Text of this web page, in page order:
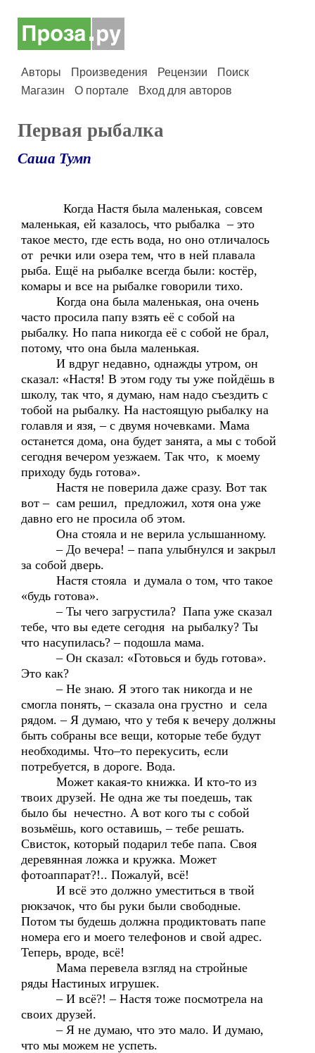
Авторы Произведения Рецензии
Поиск
Магазин
О портале Вход для авторов
Первая рыбалка
Саша Тумп
Когда Настя была маленькая, совсем
маленькая, ей казалось, что рыбалка – это
такое место, где есть вода, но оно отличалось
от речки или озера тем, что в ней плавала
рыба. Ещё на рыбалке всегда были: костёр,
комары и все на рыбалке говорили тихо.
Когда она была маленькая, она очень
часто просила папу взять её с собой на
рыбалку. Но папа никогда её с собой не брал,
потому, что она была маленькая.
И вдруг недавно, однажды утром, он
сказал: «Настя! В этом году ты уже пойдёшь в
школу, так что, я думаю, нам надо съездить с
тобой на рыбалку. На настоящую рыбалку на
голавля и язя, – с двумя ночевками. Мама
останется дома, она будет занята, а мы с тобой
сегодня вечером уезжаем. Так что, к моему
приходу будь готова».
Настя не поверила даже сразу. Вот так
вот – сам решил, предложил, хотя она уже
давно его не просила об этом.
Она стояла и не верила услышанному.
– До вечера! – папа улыбнулся и закрыл
за собой дверь.
Настя стояла и думала о том, что такое
«будь готова».
– Ты чего загрустила? Папа уже сказал
тебе, что вы едете сегодня на рыбалку? Ты
что насупилась? – подошла мама.
– Он сказал: «Готовься и будь готова».
Это как?
– Не знаю. Я этого так никогда и не
смогла понять, – сказала она грустно и села
рядом. – Я думаю, что у тебя к вечеру должны
быть собраны все вещи, которые тебе будут
необходимы. Что–то перекусить, если
потребуется, в дороге. Вода.
Может какая-то книжка. И кто-то из
твоих друзей. Не одна же ты поедешь, так
было бы нечестно. А вот кого ты с собой
возьмёшь, кого оставишь, – тебе решать.
Свисток, который подарил тебе папа. Своя
деревянная ложка и кружка. Может
фотоаппарат?!.. Пожалуй, всё!
И всё это должно уместиться в твой
рюкзачок, что бы руки были свободные.
Потом ты будешь должна продиктовать папе
номера его и моего телефонов и свой адрес.
Теперь, вроде, всё!
Мама перевела взгляд на стройные
ряды Настиных игрушек.
– И всё?! – Настя тоже посмотрела на
своих друзей.
– Я не думаю, что это мало. И думаю,
что мы можем не успеть.